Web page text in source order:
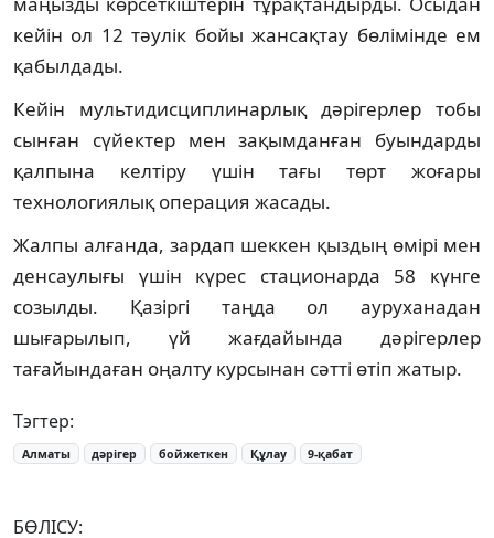
кейін ол 12 тәулік бойы жансақтау бөлімінде ем
қабылдады.
Кейін мультидисциплинарлық дәрігерлер тобы
сынған сүйектер мен зақымданған буындарды
қалпына келтіру үшін тағы төрт жоғары
технологиялық операция жасады.
Жалпы алғанда, зардап шеккен қыздың өмірі мен
денсаулығы үшін күрес стационарда 58 күнге
созылды. Қазіргі таңда ол ауруханадан
шығарылып, үй жағдайында дәрігерлер
тағайындаған оңалту курсынан сәтті өтіп жатыр.
Тэгтер:
Алматы дәрігер бойжеткен Құлау 9-қабат
БӨЛІСУ: